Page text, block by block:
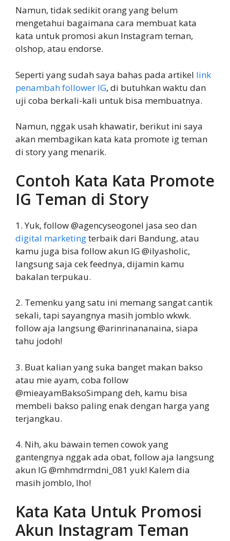
Namun, tidak sedikit orang yang belum
mengetahui bagaimana cara membuat kata
kata untuk promosi akun Instagram teman,
olshop, atau endorse.
Seperti yang sudah saya bahas pada artikel link
penambah follower IG, di butuhkan waktu dan
uji coba berkali-kali untuk bisa membuatnya.
Namun, nggak usah khawatir, berikut ini saya
akan membagikan kata kata promote ig teman
di story yang menarik.
Contoh Kata Kata Promote
IG Teman di Story
1. Yuk, follow @agencyseogonel jasa seo dan
digital marketingterbaik dari Bandung, atau
kamu juga bisa follow akun IG @ilyasholic,
langsung saja cek feednya, dijamin kamu
bakalan terpukau.
2. Temenku yang satu ini memang sangat cantik
sekali, tapi sayangnya masih jomblo wkwk.
follow aja langsung @arinrinananaina, siapa
tahu jodoh!
3. Buat kalian yang suka banget makan bakso
atau mie ayam, coba follow
@mieayamBaksoSimpang deh, kamu bisa
membeli bakso paling enak dengan harga yang
terjangkau.
4. Nih, aku bawain temen cowok yang
gantengnya nggak ada obat, follow aja langsung
akun IG @mhmdrmdni_081 yuk! Kalem dia
masih jomblo, lho!
Kata Kata Untuk Promosi
Akun Instagram Teman